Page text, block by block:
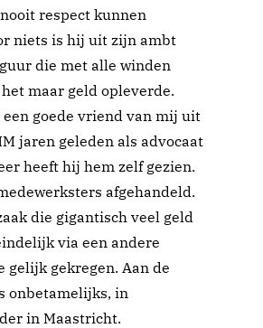
respect kunnen
niets is hij uit zijn ambt
die met alle winden
maar geld opleverde.
goede vriend van mij uit
jaren geleden als advocaat
heeft hij hem zelf gezien.
afgehandeld.
die gigantisch veel geld
via een andere
gelijk gekregen. Aan de
onbetamelijks, in
in Maastricht.